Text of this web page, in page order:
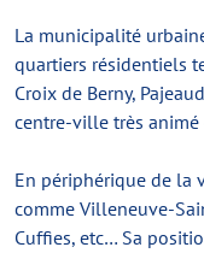
La municipalité
quartiers résidentiels
Croix de Berny,
centre-ville très
En périphérique de la
comme Villeneuve-
Cuffies, etc… Sa